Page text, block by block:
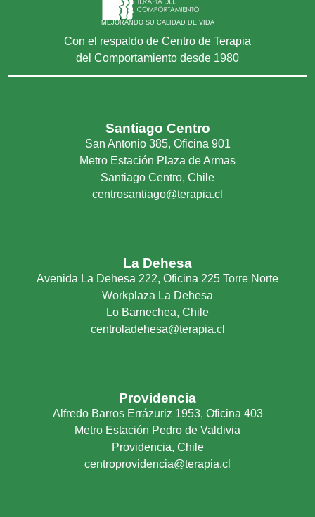
MEJORANDO SU CALIDAD DE VIDA
Con el respaldo de Centro de Terapia
del Comportamiento desde 1980
Santiago Centro
San Antonio 385, Oficina 901
Metro Estación Plaza de Armas
Santiago Centro, Chile
centrosantiago@terapia.cl
La Dehesa
Avenida La Dehesa 222, Oficina 225 Torre Norte
Workplaza La Dehesa
Lo Barnechea, Chile
centroladehesa@terapia.cl
Providencia
Alfredo Barros Errázuriz 1953, Oficina 403
Metro Estación Pedro de Valdivia
Providencia, Chile
centroprovidencia@terapia.cl